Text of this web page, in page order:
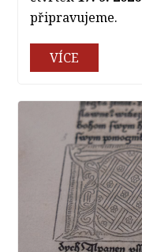
připravujeme.
VÍCE